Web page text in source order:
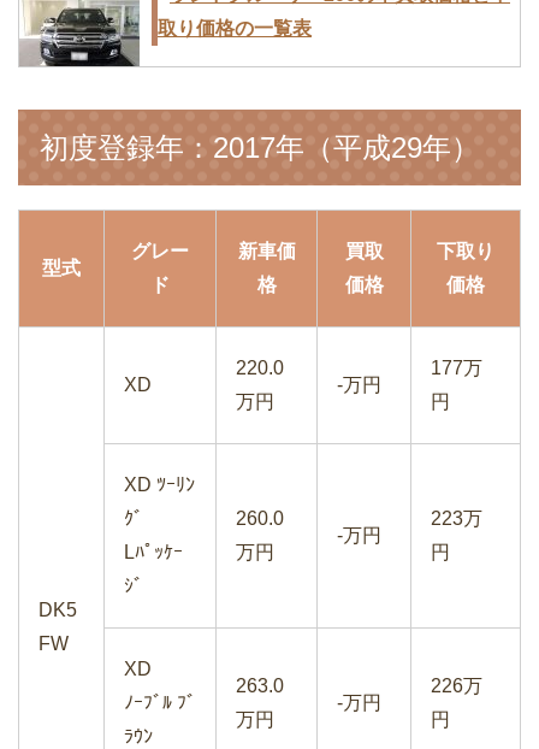
取り価格の一覧表
車の下取りと買い取りって違うの？高く
ー・ビックモーターの価格と評価
車の無料一括買取査定サイトから見積も
り依頼のやり方は超簡単
フォルクスワーゲンのティグアンの買取
価格と下取り価格は？
初度登録年：2017年（平成29年）
型式
グレー
ド
新車価
格
買取
価格
下取り
価格
DK5
FW
XD
220.0
万円
-万円
177万
円
XD ﾂｰﾘﾝ
ｸﾞ
Lﾊﾟｯｹｰ
ｼﾞ
260.0
万円
-万円
223万
円
XD
ﾉｰﾌﾞﾙ ﾌﾞ
ﾗｳﾝ
263.0
万円
-万円
226万
円